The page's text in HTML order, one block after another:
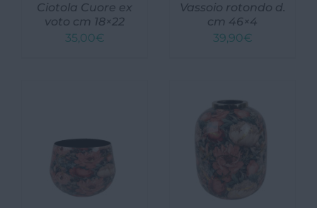
Ciotola Cuore ex
voto cm 18×22
35,00€
Vassoio rotondo d.
cm 46×4
39,90€